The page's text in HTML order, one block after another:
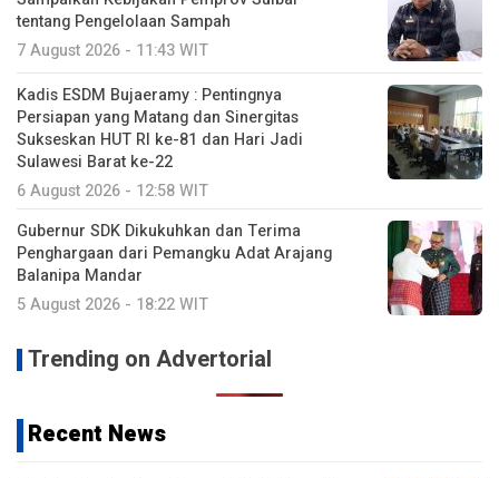
tentang Pengelolaan Sampah
7 August 2026 - 11:43 WIT
Kadis ESDM Bujaeramy : Pentingnya
Persiapan yang Matang dan Sinergitas
Sukseskan HUT RI ke-81 dan Hari Jadi
Sulawesi Barat ke-22
6 August 2026 - 12:58 WIT
Gubernur SDK Dikukuhkan dan Terima
Penghargaan dari Pemangku Adat Arajang
Balanipa Mandar
5 August 2026 - 18:22 WIT
Trending on Advertorial
Recent News